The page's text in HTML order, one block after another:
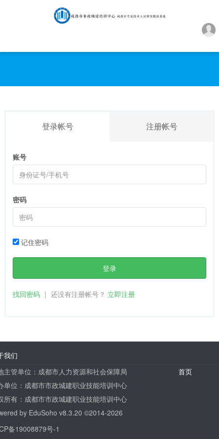
登录帐号 注册帐号
账号
密码
记住密码
登录
找回密码 | 还没有注册帐号？ 立即注册
我们
主管单位：成都市人力资源和社会保障局
单位：成都市市政城建职业技能培训中心
所有：成都市市政城建职业技能培训中心
by EduSoho v8.3.20 ©2014-2026
备19008879号-1
首页